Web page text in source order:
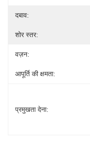
दबाव:
शोर स्तर:
वज़न:
आपूर्ति की क्षमता:
प्रमुखता देना: